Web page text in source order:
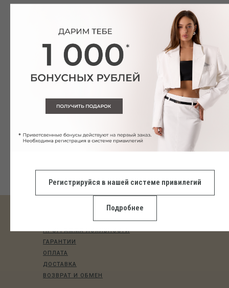
Регистрируйся в нашей системе привилегий
Подробнее
2 690 р. 5 690 р.
ПРОГРАММА ЛОЯЛЬНОСТИ
ГАРАНТИИ
ОПЛАТА
ДОСТАВКА
ВОЗВРАТ И ОБМЕН